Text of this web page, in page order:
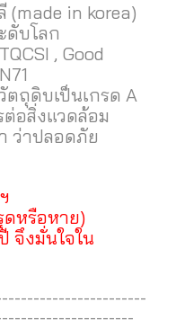
(made in korea)
ดับโลก
, Good
ตถุดิบเป็นเกรด A
ต่อสิ่งแวดล้อม
ว่าปลอดภัย
ดหรือหาย)
จึงมั่นใจใน